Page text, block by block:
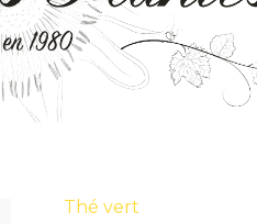
Thé vert
quantité